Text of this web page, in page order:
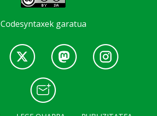
Codesyntaxek garatua